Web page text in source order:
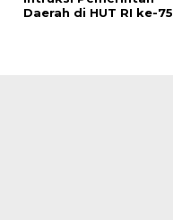
Daerah di HUT RI ke-75